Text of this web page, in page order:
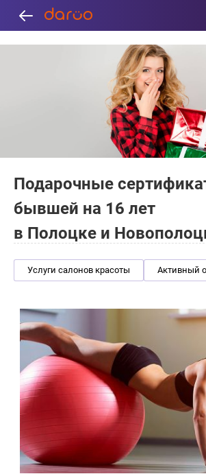
Подарочные
бывшей на 16 лет
в Полоцке и
Услуги салонов красоты Активный